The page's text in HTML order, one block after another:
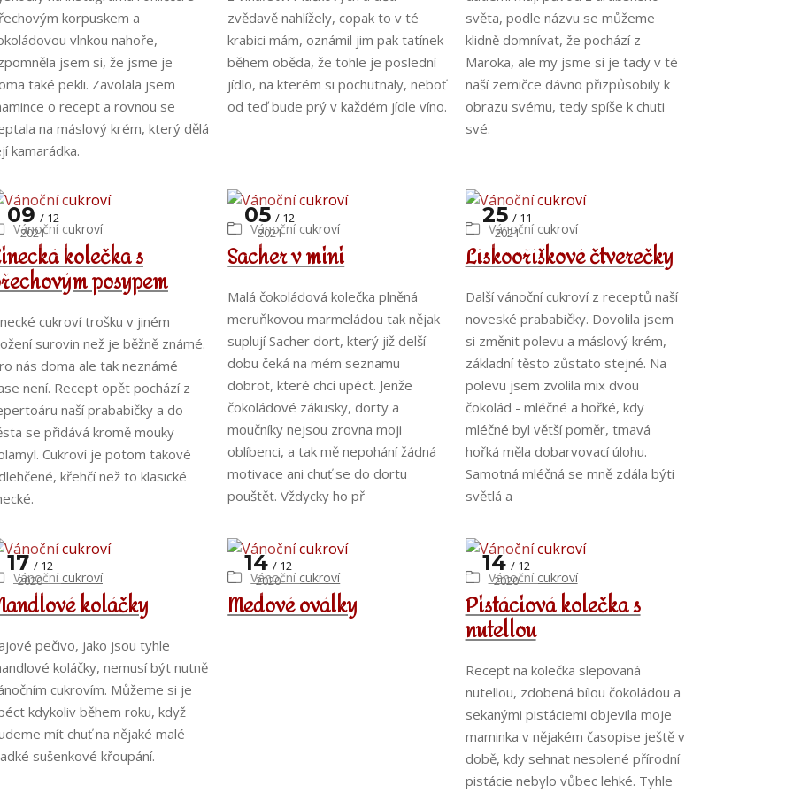
korpuskem a
vlnkou nahoře,
jsem si, že jsme je
také pekli. Zavolala jsem
o recept a rovnou se
na máslový krém, který dělá
kamarádka.
zvědavě nahlížely, copak to v té
krabici mám, oznámil jim pak tatínek
během oběda, že tohle je poslední
jídlo, na kterém si pochutnaly, neboť
od teď bude prý v každém jídle víno.
světa, podle názvu se můžeme
klidně domnívat, že pochází z
Maroka, ale my jsme si je tady v té
naší zemičce dávno přizpůsobily k
obrazu svému, tedy spíše k chuti
své.
kolečka s
posypem
09
12
2021
Vánoční cukroví
cukroví trošku v jiném
surovin než je běžně známé.
nás doma ale tak neznámé
není. Recept opět pochází z
naší prababičky a do
se přidává kromě mouky
Cukroví je potom takové
křehčí než to klasické
Sacher v mini
05
12
2021
Vánoční cukroví
Malá čokoládová kolečka plněná
meruňkovou marmeládou tak nějak
suplují Sacher dort, který již delší
dobu čeká na mém seznamu
dobrot, které chci upéct. Jenže
čokoládové zákusky, dorty a
moučníky nejsou zrovna moji
oblíbenci, a tak mě nepohání žádná
motivace ani chuť se do dortu
pouštět. Vždycky ho př
Lískooříškové čtverečky
25
11
2021
Vánoční cukroví
Další vánoční cukroví z receptů naší
noveské prababičky. Dovolila jsem
si změnit polevu a máslový krém,
základní těsto zůstato stejné. Na
polevu jsem zvolila mix dvou
čokolád - mléčné a hořké, kdy
mléčné byl větší poměr, tmavá
hořká měla dobarvovací úlohu.
Samotná mléčná se mně zdála býti
světlá a
koláčky
17
12
2020
Vánoční cukroví
pečivo, jako jsou tyhle
koláčky, nemusí být nutně
cukrovím. Můžeme si je
kdykoliv během roku, když
mít chuť na nějaké malé
sušenkové křoupání.
Medové oválky
14
12
2020
Vánoční cukroví
Pistáciová kolečka s
nutellou
14
12
2020
Vánoční cukroví
Recept na kolečka slepovaná
nutellou, zdobená bílou čokoládou a
sekanými pistáciemi objevila moje
maminka v nějakém časopise ještě v
době, kdy sehnat nesolené přírodní
pistácie nebylo vůbec lehké. Tyhle